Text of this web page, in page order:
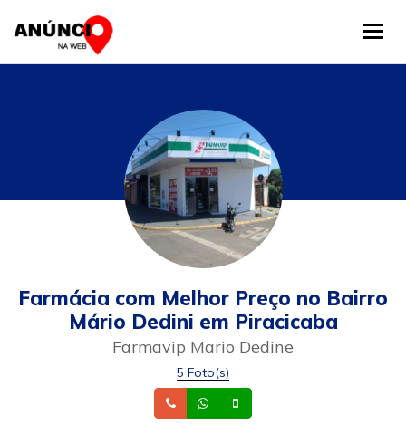
Farmácia com Melhor Preço no Bairro
Mário Dedini em Piracicaba
Farmavip Mario Dedine
5 Foto(s)
TelefoneWhatsapp